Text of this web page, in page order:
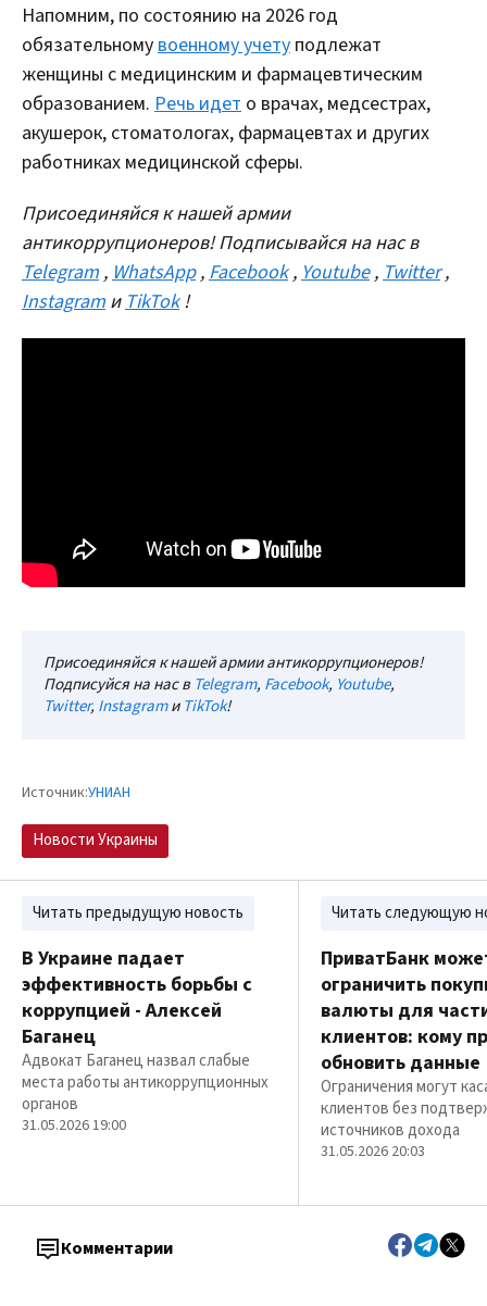
Напомним, по состоянию на 2026 год
обязательному военному учету подлежат
женщины с медицинским и фармацевтическим
образованием. Речь идет о врачах, медсестрах,
акушерок, стоматологах, фармацевтах и других
работниках медицинской сферы.
Присоединяйся к нашей армии
антикоррупционеров! Подписывайся на нас в
Telegram , WhatsApp , Facebook , Youtube , Twitter ,
Instagram и TikTok !
Присоединяйся к нашей армии антикоррупционеров!
Подписуйся на нас в Telegram, Facebook, Youtube,
Twitter, InstagramиTikTok!
Источник:УНИАН
Новости Украины
Читать предыдущую новость
В Украине падает
эффективность борьбы с
коррупцией - Алексей
Баганец
Адвокат Баганец назвал слабые
места работы антикоррупционных
органов
31.05.2026 19:00
Читать следующую
ПриватБанк
ограничить
валюты для
клиентов: кому
обновить данные
Ограничения могут
клиентов без
источников дохода
31.05.2026 20:03
Комментарии